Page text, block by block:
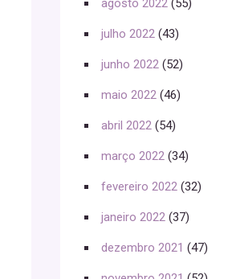
agosto 2022 (55)
julho 2022 (43)
junho 2022 (52)
maio 2022 (46)
abril 2022 (54)
março 2022 (34)
fevereiro 2022 (32)
janeiro 2022 (37)
dezembro 2021 (47)